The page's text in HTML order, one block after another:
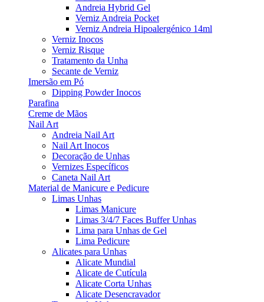
Andreia Hybrid Gel
Verniz Andreia Pocket
Verniz Andreia Hipoalergénico 14ml
Verniz Inocos
Verniz Risque
Tratamento da Unha
Secante de Verniz
Imersão em Pó
Dipping Powder Inocos
Parafina
Creme de Mãos
Nail Art
Andreia Nail Art
Nail Art Inocos
Decoração de Unhas
Vernizes Específicos
Caneta Nail Art
Material de Manicure e Pedicure
Limas Unhas
Limas Manicure
Limas 3/4/7 Faces Buffer Unhas
Lima para Unhas de Gel
Lima Pedicure
Alicates para Unhas
Alicate Mundial
Alicate de Cutícula
Alicate Corta Unhas
Alicate Desencravador